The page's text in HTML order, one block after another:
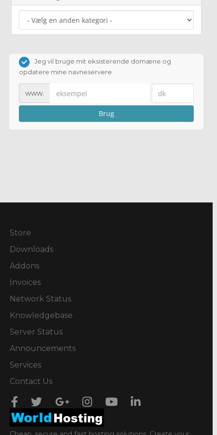
Jeg vil bruge mit eksisterende domæne og
opdatere mine navneservere
www.
Brug
Store
Downloads
Addons
Invoices
Network Status
Knowledgebase
Server Status
Announcements
Services
Contact Us